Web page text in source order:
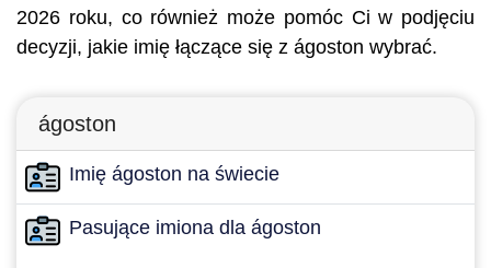
2026 roku, co również może pomóc Ci w podjęciu
decyzji, jakie imię łączące się z ágoston wybrać.
ágoston
Imię ágoston na świecie
Pasujące imiona dla ágoston